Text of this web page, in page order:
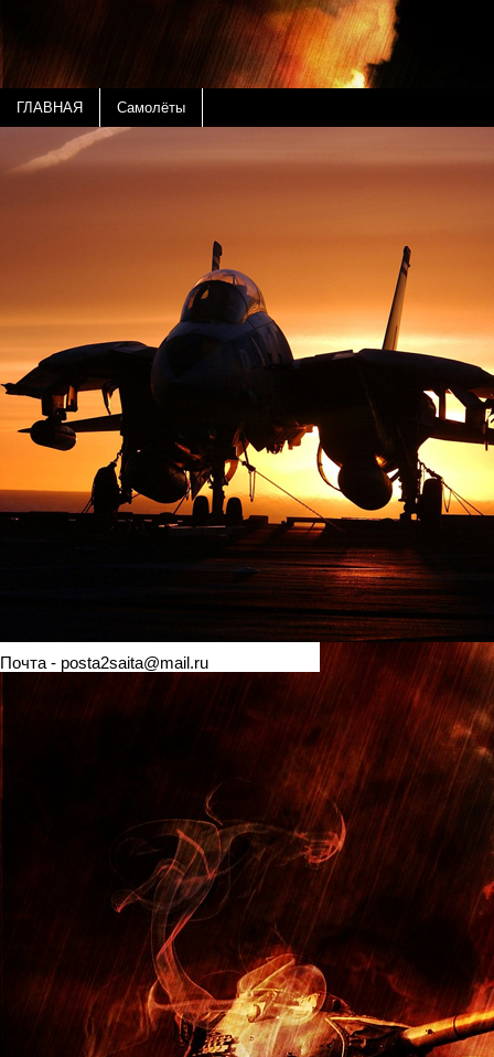
ГЛАВНАЯ Самолёты
Почта - posta2saita@mail.ru